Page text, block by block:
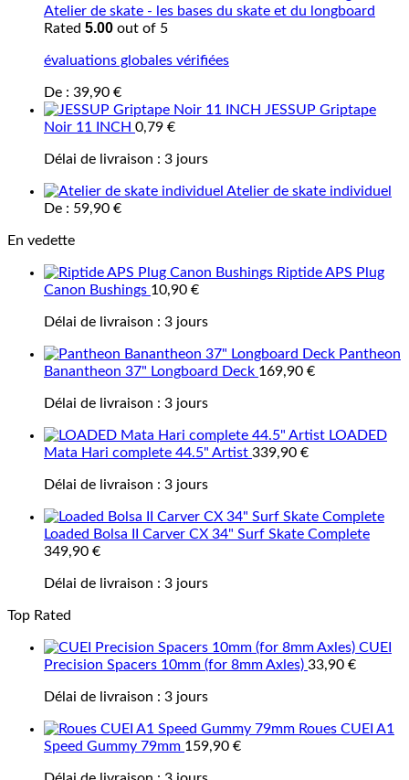
Atelier de skate - les bases du skate et du longboard
Rated 5.00 out of 5
évaluations globales vérifiées
De : 39,90 €
JESSUP Griptape
Noir 11 INCH 0,79 €
Délai de livraison : 3 jours
Atelier de skate individuel
De : 59,90 €
En vedette
Riptide APS Plug
Canon Bushings 10,90 €
Délai de livraison : 3 jours
Pantheon
Banantheon 37" Longboard Deck 169,90 €
Délai de livraison : 3 jours
LOADED
Mata Hari complete 44.5" Artist 339,90 €
Délai de livraison : 3 jours
Loaded Bolsa II Carver CX 34" Surf Skate Complete
349,90 €
Délai de livraison : 3 jours
Top Rated
CUEI
Precision Spacers 10mm (for 8mm Axles) 33,90 €
Délai de livraison : 3 jours
Roues CUEI A1
Speed Gummy 79mm 159,90 €